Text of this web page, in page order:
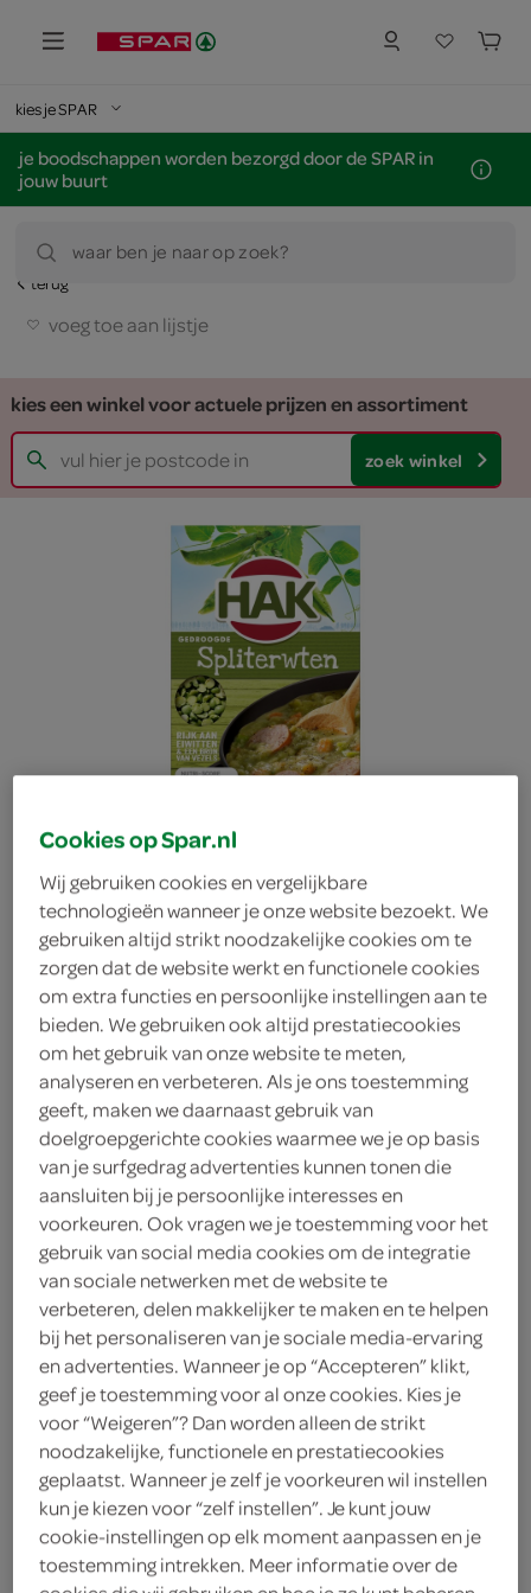
kies je SPAR
je boodschappen worden bezorgd door de SPAR in
jouw buurt
waar ben je naar op zoek?
terug
voeg toe aan lijstje
kies een winkel voor actuele prijzen en assortiment
zoek winkel
Hak Spliterwten
Gedroogd
Hak
2.
45
500 Gram
Let op: aanbiedingen zijn niet zichtbaar bij de
producten, maar worden wél automatisch
verwerkt in de winkelmand.
lekker hollands met de groente van hak
rijk aan voedingsvezels
vetarm
Cookies op Spar.nl
Wij gebruiken cookies en vergelijkbare
technologieën wanneer je onze website bezoekt. We
gebruiken altijd strikt noodzakelijke cookies om te
zorgen dat de website werkt en functionele cookies
om extra functies en persoonlijke instellingen aan te
bieden. We gebruiken ook altijd prestatiecookies
om het gebruik van onze website te meten,
analyseren en verbeteren. Als je ons toestemming
geeft, maken we daarnaast gebruik van
doelgroepgerichte cookies waarmee we je op basis
van je surfgedrag advertenties kunnen tonen die
aansluiten bij je persoonlijke interesses en
voorkeuren. Ook vragen we je toestemming voor het
gebruik van social media cookies om de integratie
van sociale netwerken met de website te
verbeteren, delen makkelijker te maken en te helpen
bij het personaliseren van je sociale media-ervaring
en advertenties. Wanneer je op “Accepteren” klikt,
geef je toestemming voor al onze cookies. Kies je
voor “Weigeren”? Dan worden alleen de strikt
noodzakelijke, functionele en prestatiecookies
geplaatst. Wanneer je zelf je voorkeuren wil instellen
kun je kiezen voor “zelf instellen”. Je kunt jouw
cookie-instellingen op elk moment aanpassen en je
toestemming intrekken. Meer informatie over de